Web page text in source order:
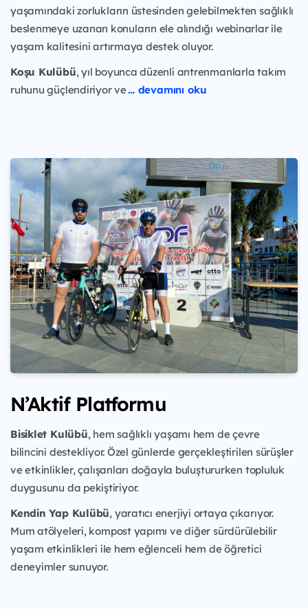
yaşamındaki zorlukların üstesinden gelebilmekten sağlıklı
beslenmeye uzanan konuların ele alındığı webinarlar ile
yaşam kalitesini artırmaya destek oluyor.
Koşu Kulübü, yıl boyunca düzenli antrenmanlarla takım
ruhunu güçlendiriyor ve… devamını oku
N’Aktif Platformu
Bisiklet Kulübü, hem sağlıklı yaşamı hem de çevre
bilincini destekliyor. Özel günlerde gerçekleştirilen sürüşler
ve etkinlikler, çalışanları doğayla buluştururken topluluk
duygusunu da pekiştiriyor.
Kendin Yap Kulübü, yaratıcı enerjiyi ortaya çıkarıyor.
Mum atölyeleri, kompost yapımı ve diğer sürdürülebilir
yaşam etkinlikleri ile hem eğlenceli hem de öğretici
deneyimler sunuyor.